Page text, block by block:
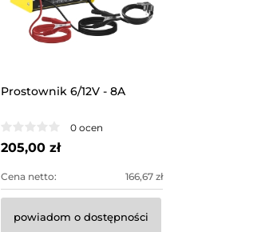
Prostownik 6/12V - 8A
0 ocen
205,00 zł
Cena netto: 166,67 zł
powiadom o dostępności